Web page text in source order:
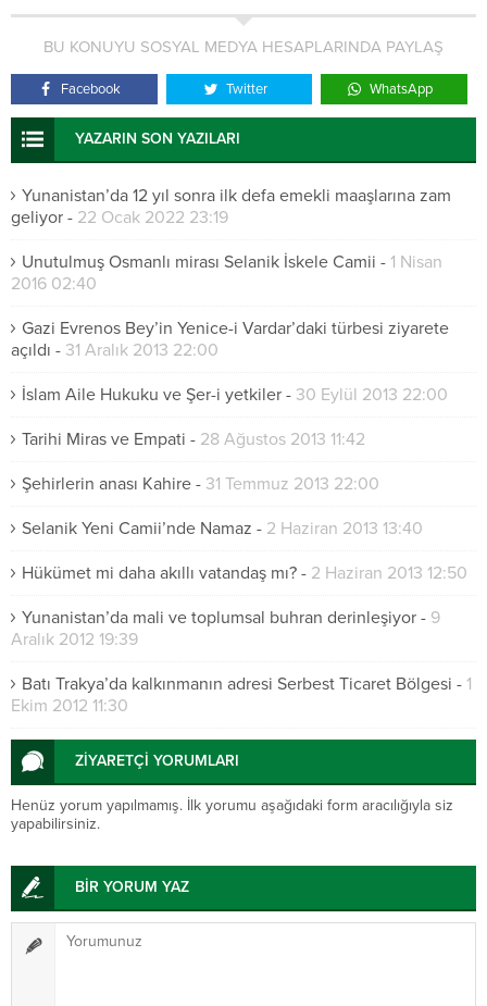
BU KONUYU SOSYAL MEDYA HESAPLARINDA PAYLAŞ
Facebook Twitter WhatsApp
YAZARIN SON YAZILARI
Yunanistan’da 12 yıl sonra ilk defa emekli maaşlarına zam
geliyor - 22 Ocak 2022 23:19
Unutulmuş Osmanlı mirası Selanik İskele Camii - 1 Nisan
2016 02:40
Gazi Evrenos Bey’in Yenice-i Vardar’daki türbesi ziyarete
açıldı - 31 Aralık 2013 22:00
İslam Aile Hukuku ve Şer-i yetkiler - 30 Eylül 2013 22:00
Tarihi Miras ve Empati - 28 Ağustos 2013 11:42
Şehirlerin anası Kahire - 31 Temmuz 2013 22:00
Selanik Yeni Camii’nde Namaz - 2 Haziran 2013 13:40
Hükümet mi daha akıllı vatandaş mı? - 2 Haziran 2013 12:50
Yunanistan’da mali ve toplumsal buhran derinleşiyor - 9
Aralık 2012 19:39
Batı Trakya’da kalkınmanın adresi Serbest Ticaret Bölgesi - 1
Ekim 2012 11:30
ZİYARETÇİ YORUMLARI
Henüz yorum yapılmamış. İlk yorumu aşağıdaki form aracılığıyla siz
yapabilirsiniz.
BİR YORUM YAZ